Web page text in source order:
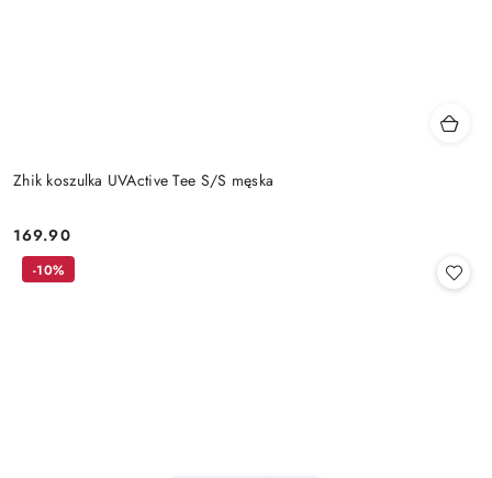
Zhik koszulka UVActive Tee S/S męska
Cena:
169.90
-10%